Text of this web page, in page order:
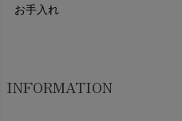
お手入れ
INFORMATION